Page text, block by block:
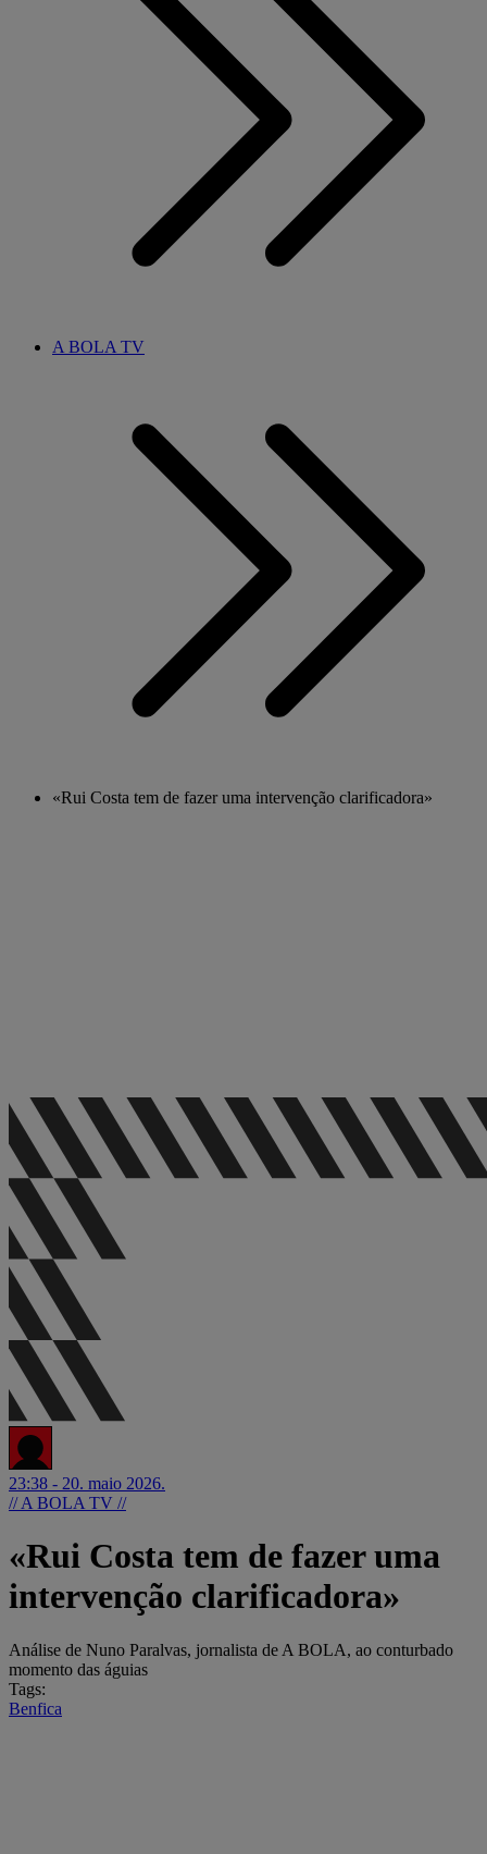
A BOLA TV
«Rui Costa tem de fazer uma intervenção clarificadora»
23:38 - 20. maio 2026.
// A BOLA TV //
«Rui Costa tem de fazer uma
intervenção clarificadora»
Análise de Nuno Paralvas, jornalista de A BOLA, ao conturbado
momento das águias
Tags:
Benfica